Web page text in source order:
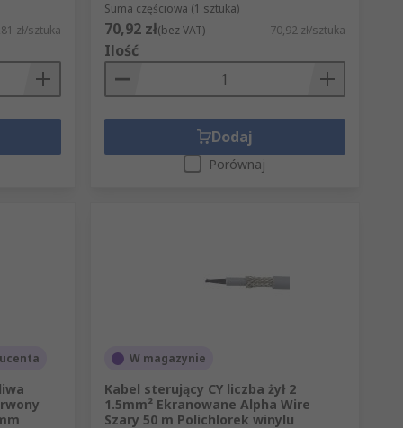
zł/sztuka
Suma częściowa (1 sztuka)
70,92 zł(bez VAT) 70,92 zł/sztuka
Ilość
Dodaj
Porównaj
W magazynie
Kabel sterujący CY liczba żył 2
1.5mm² Ekranowane Alpha Wire
Szary 50 m Polichlorek winylu